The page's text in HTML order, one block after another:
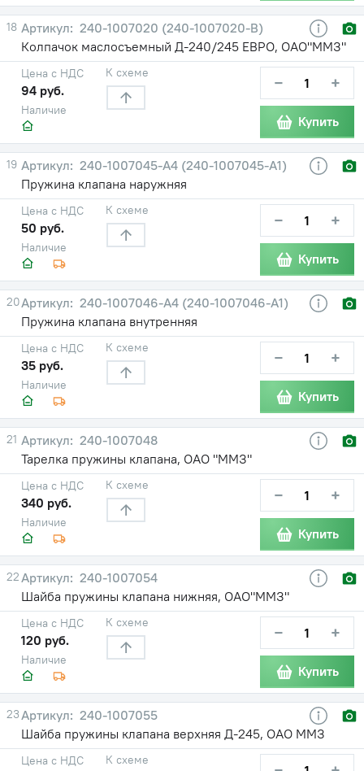
18
240-1007020 (240-1007020-В)
Колпачок маслосъемный Д-240/245 ЕВРО, ОАО"ММЗ"
Наличие
Цена с НДС
94 руб.
К схеме − +
Купить
19
240-1007045-А4 (240-1007045-А1)
Пружина клапана наружняя
Наличие
Цена с НДС
50 руб.
К схеме − +
Купить
20
240-1007046-А4 (240-1007046-А1)
Пружина клапана внутренняя
Наличие
Цена с НДС
35 руб.
К схеме − +
Купить
21
240-1007048
Тарелка пружины клапана, ОАО "ММЗ"
Наличие
Цена с НДС
340 руб.
К схеме − +
Купить
22
240-1007054
Шайба пружины клапана нижняя, ОАО"ММЗ"
Наличие
Цена с НДС
120 руб.
К схеме − +
Купить
23
240-1007055
Шайба пружины клапана верхняя Д-245, ОАО ММЗ
Цена с НДС К схеме